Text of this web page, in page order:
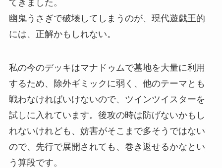
てきました。
幽鬼うさぎで破壊してしまうのが、現代遊戯王的
には、正解かもしれない。
私の今のデッキはマナドゥムで墓地を大量に利用
するため、除外ギミックに弱く、他のテーマとも
戦わなければいけないので、ツインツイスターを
試しに入れています。後攻の時は防げないかもし
れないけれども、妨害がそこまで多そうではない
ので、先行で展開されても、巻き返せるかなとい
う算段です。